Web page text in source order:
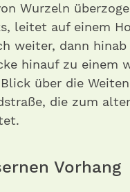
Wurzeln
leitet auf einem
weiter, dann
hinauf zu einem
über die
die zum
Vorhang